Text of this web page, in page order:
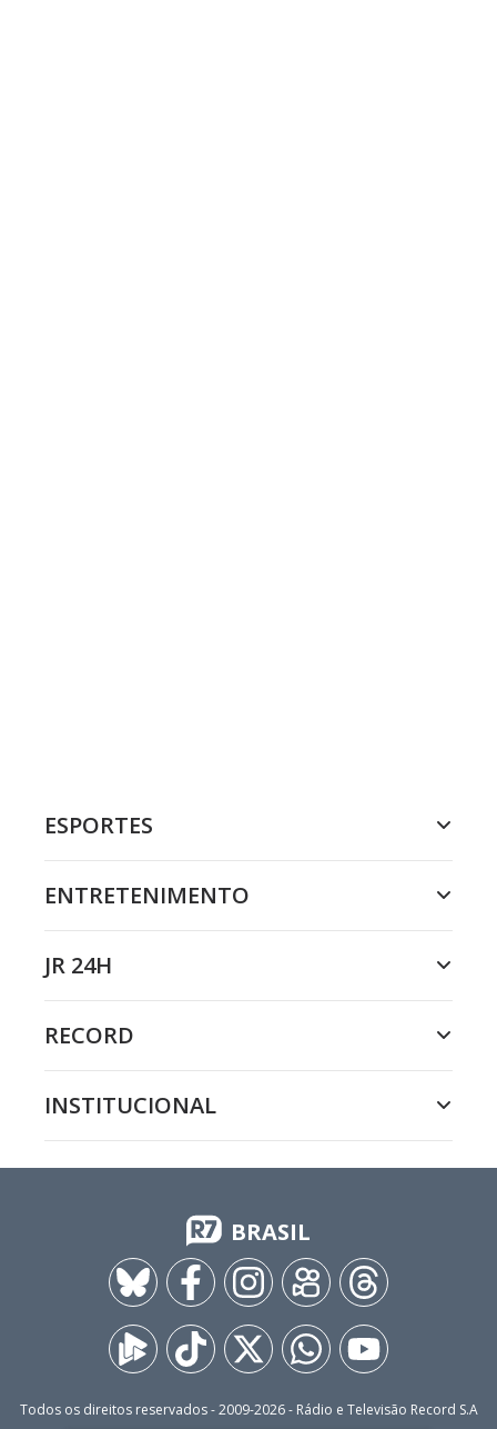
ESPORTES
ENTRETENIMENTO
JR 24H
RECORD
INSTITUCIONAL
BRASIL
Todos os direitos reservados - 2009-2026- Rádio e Televisão Record S.A